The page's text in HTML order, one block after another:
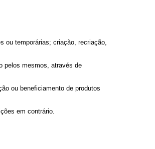
ou temporárias; criação, recriação,
pelos mesmos, através de
ou beneficiamento de produtos
em contrário.